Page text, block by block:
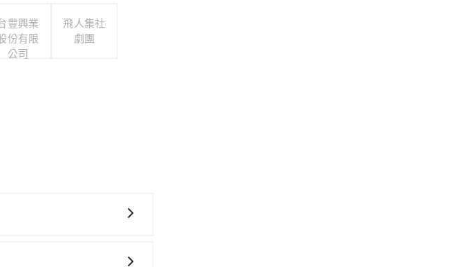
豐興業
份有限
公司
飛人集社
劇團
靠近的台中高鐵站，叫一